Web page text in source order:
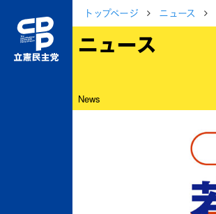
トップページ ニュース
ニュース
News